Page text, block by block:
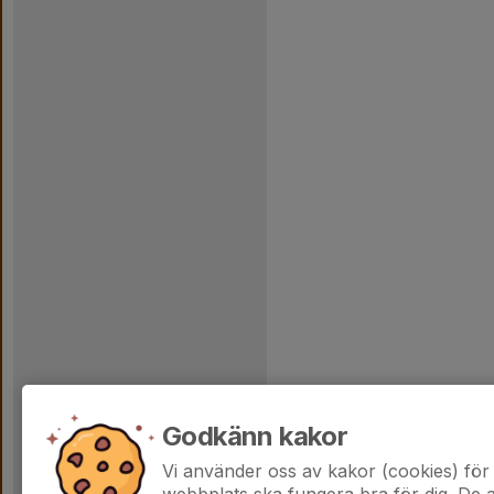
Godkänn kakor
Vi använder oss av kakor (cookies)